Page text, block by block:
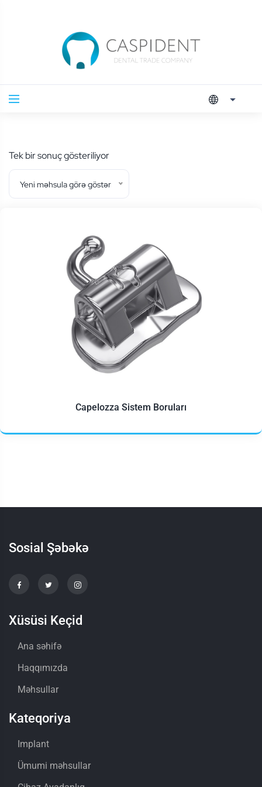
Tek bir sonuç gösteriliyor
Yeni məhsula görə göstər
Capelozza Sistem Boruları
Sosial Şəbəkə
Xüsüsi Keçid
Ana səhifə
Haqqımızda
Məhsullar
Kateqoriya
Implant
Ümumi məhsullar